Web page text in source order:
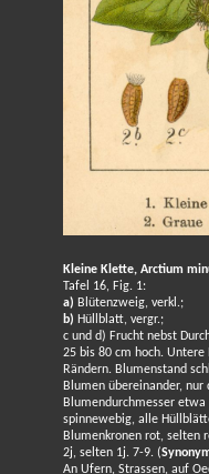
Kleine Klette, Arctium
Tafel 16, Fig. 1:
a) Blütenzweig, verkl.;
b) Hüllblatt, vergr.;
c und d) Frucht nebst
25 bis 80 cm hoch.
Rändern. Blumenstand
Blumen übereinander,
Blumendurchmesser
spinnewebig, alle
Blumenkronen rot, selten
2j, selten 1j. 7-9. (
An Ufern, Strassen, auf